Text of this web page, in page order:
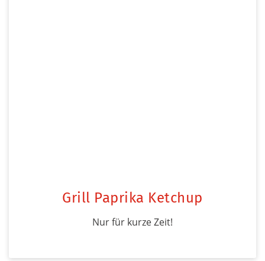
Grill Paprika Ketchup
Nur für kurze Zeit!